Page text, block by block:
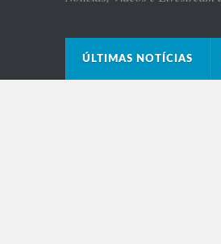
ÚLTIMAS NOTÍCIAS